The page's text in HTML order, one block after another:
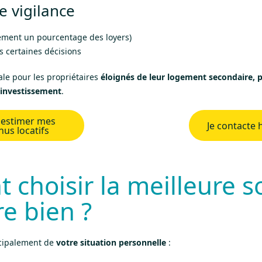
vigilance
un pourcentage des loyers)
certaines décisions
pour les propriétaires éloignés de leur logement secondaire,
.
estimer mes
locatifs Je contacte
choisir la meilleure
bien ?
de votre situation personnelle :